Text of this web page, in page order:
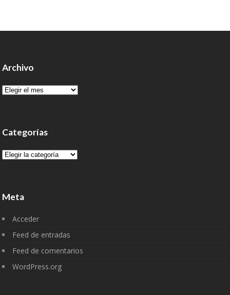
Archivo
Archivo
Categorías
Categorías
Meta
Acceder
Feed de entradas
Feed de comentarios
WordPress.org